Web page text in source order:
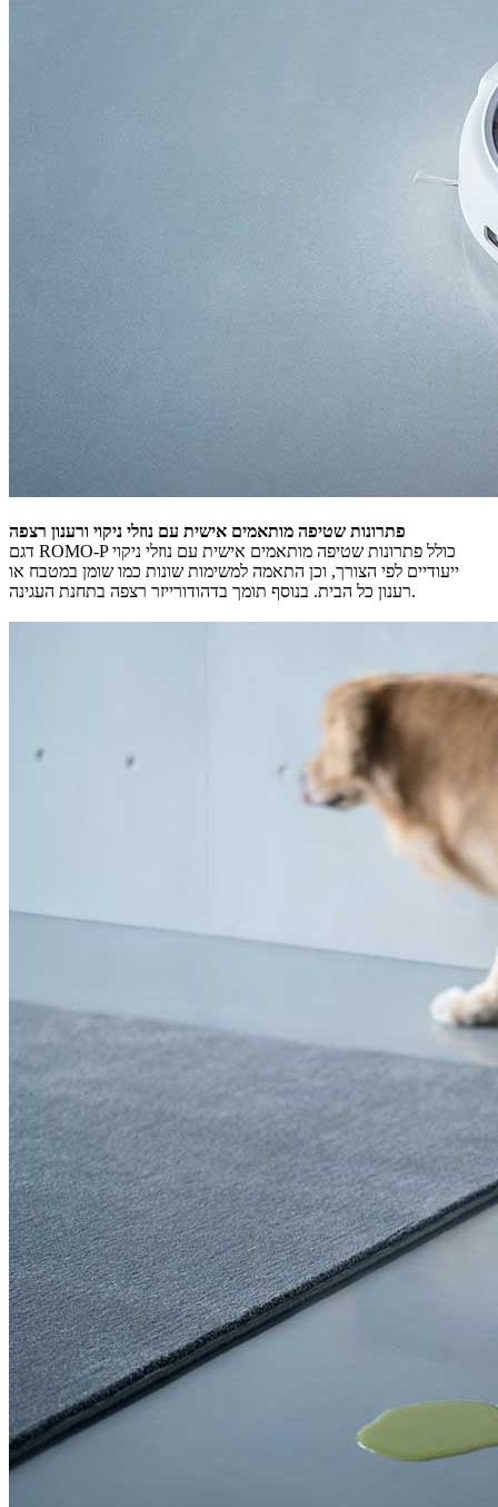
פתרונות שטיפה מותאמים אישית עם נוזלי ניקוי ורענון רצפה
דגם ROMO-P כולל פתרונות שטיפה מותאמים אישית עם נוזלי ניקוי
ייעודיים לפי הצורך, וכן התאמה למשימות שונות כמו שומן במטבח או
רענון כל הבית. בנוסף תומך בדהודורייזר רצפה בתחנת העגינה.